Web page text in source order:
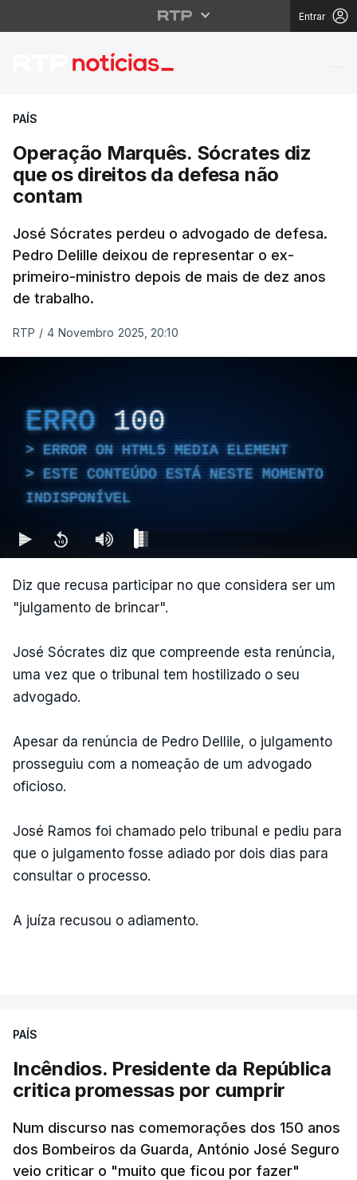
Entrar
Operação Marquês.
PAÍS
Operação Marquês. Sócrates diz
que os direitos da defesa não
contam
José Sócrates perdeu o advogado de defesa.
Pedro Delille deixou de representar o ex-
primeiro-ministro depois de mais de dez anos
de trabalho.
RTP / 4 Novembro 2025, 20:10
ERRO 100
ERROR ON HTML5 MEDIA ELEMENT
ESTE CONTEÚDO ESTÁ NESTE MOMENTO
INDISPONÍVEL
Diz que recusa participar no que considera ser um
"julgamento de brincar".
José Sócrates diz que compreende esta renúncia,
uma vez que o tribunal tem hostilizado o seu
advogado.
Apesar da renúncia de Pedro Dellile, o julgamento
prosseguiu com a nomeação de um advogado
oficioso.
José Ramos foi chamado pelo tribunal e pediu para
que o julgamento fosse adiado por dois dias para
consultar o processo.
A juíza recusou o adiamento.
PAÍS
Incêndios. Presidente da República
critica promessas por cumprir
Num discurso nas comemorações dos 150 anos
dos Bombeiros da Guarda, António José Seguro
veio criticar o "muito que ficou por fazer"